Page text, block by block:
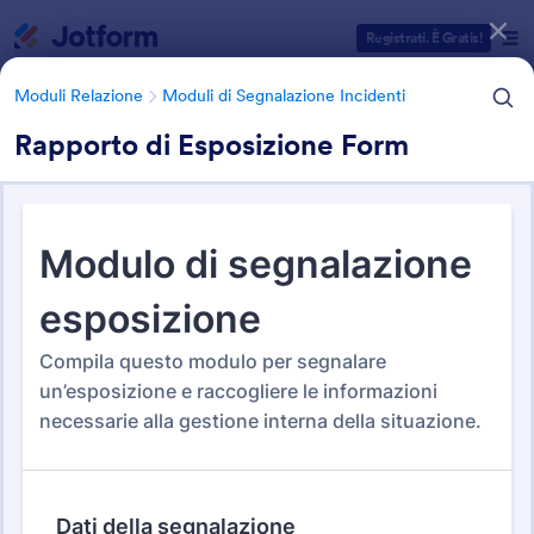
Registrati. È Gratis!
Moduli Relazione Moduli di Segnalazione Incidenti
Rapporto di Esposizione Form
Moduli Relazione Moduli di Segnalazione Incidenti
Moduli di Segnalazione
Incidenti
124 Template
Categorie Template Moduli